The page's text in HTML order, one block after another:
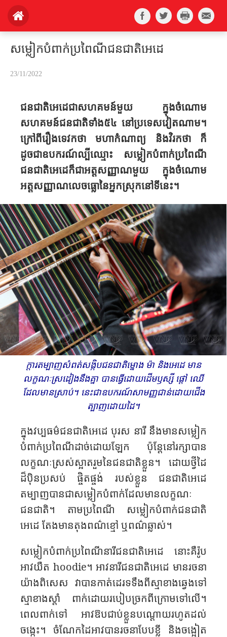
សម្លៀកបំពាក់ប្រពៃណីជនជាតិអេដេ
23/11/2022
ជនជាតិ​អេដេជា​សហគមន៍​មួយ ​ក្នុង​ចំណោម​
សហគមន៍​ជនជាតិ​ទាំង​៥៤ ​នៅ​ប្រទេស​វៀតណាម​។
ក្រៅ​ពី​រឿង​ទេវកថា មហាកំណាព្យ​ និង​វិរកថា ក៏
ដូចជា​ឧបករណ៍​ល្បី​ឈ្មោះ​ សម្លៀក​បំពាក់​ប្រពៃណី​
ជនជាតិ​អេដេក៏ជា​អត្តសញ្ញាណ​មួយ​ ក្នុង​ចំណោម​​
អត្តសញ្ញាណ​លេចធ្លោ​នៃអ្នក​ស្រុក​នៅទីនេះ​។​
ក្តារ​តម្បាញ​សំពត់​សង្កិប​ជនជាតិ​ម្នោង​ ម៉ា និង​អេដេ មាន
លក្ខណៈ​ស្រដៀង​នឹង​គ្នា​ បាន​ធ្វើដោយ​ដើម​ឫស្សី​ ផ្តៅ​ ឈើ
ដែលមាន​ស្រាប់​។​ នេះ​ជា​ឧបករណ៍​សាមញ្ញ​ជាន់​ដោយ​ជើង​
ត្បាញ​ដោយ​ដៃ។​
ក្នុង​វប្បធម៌​ជនជាតិ​អេដេ បុរស នារី​ នឹ​ង​មាន​សម្លៀក​
បំពាក់​ប្រពៃណី​ដាច់​ដោយ​ឡែក​ ប៉ុន្តែ​នៅ​រក្សាបាន​
លក្ខណៈ​ស្រស់ស្អាត​រួម​នៃជនជាតិ​ខ្លួន​។ ដោយ​ថ្វី​ដៃ​
ដ៏ប៉ិន​ប្រសប់​ ផ្ចិត​ផ្ចង់​ របស់​ខ្លួន​ ជនជាតិ​អេដេ
តម្បាញ​បាន​ជា​សម្លៀក​បំពាក់​ដែល​មានលក្ខណៈ​
ជនជាតិ​។ តាម​ប្រពៃណី​ សម្លៀក​បំពាក់​ជនជាតិ​
អេដេ​ តែង​មានតុង​​ពណ៌​ខ្មៅ ឬពណ៌​ឆ្លាស់​។​
សម្លៀក​បំពាក់​ប្រពៃណី​​​នារី​ជនជាតិ​អេដេ នោះ​គឺរ៉ូប​
អាវ​យឺត ​ hoodie។ អាវ​នារី​ជនជាតិ​អេដេ មាន​រចនា​
យ៉ាង​ពិសេស​ វា​បានកាត់ដេរ​ទទឹង​ពី​ស្មា​ខាង​ឆ្វេង​ទៅ​
ស្មាខាងស្តាំ​ ពាក់​ដោយ​របៀប​ច្រកពីក្រោម​ទៅ​លើ​។
ពេល​ពាក់ទៅ អាវ​ឱប​ជាប់ខ្លួន​បណ្តោយ​រហូតដល់​
ចង្កេះ។ ចំណែក​ដៃអាវ​បានរចនា​បែប​ខ្លី​ និង​ចង្អៀត​​​